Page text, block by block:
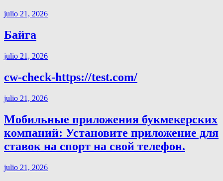
julio 21, 2026
Байга
julio 21, 2026
cw-check-https://test.com/
julio 21, 2026
Мобильные приложения букмекерских
компаний: Установите приложение для
ставок на спорт на свой телефон.
julio 21, 2026